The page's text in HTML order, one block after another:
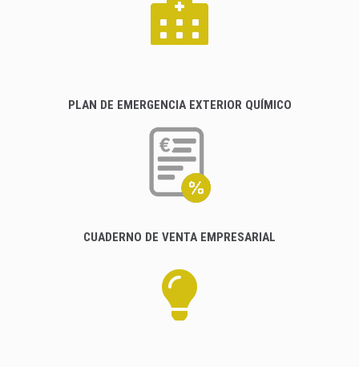
PLAN DE EMERGENCIA EXTERIOR QUÍMICO
CUADERNO DE VENTA EMPRESARIAL